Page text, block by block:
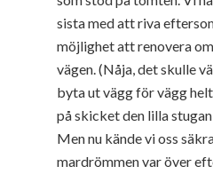
sista med att riva
möjlighet att renovera
vägen. (Nåja, det skulle
byta ut vägg för vägg
på skicket den lilla stugan
Men nu kände vi oss
mardrömmen var över